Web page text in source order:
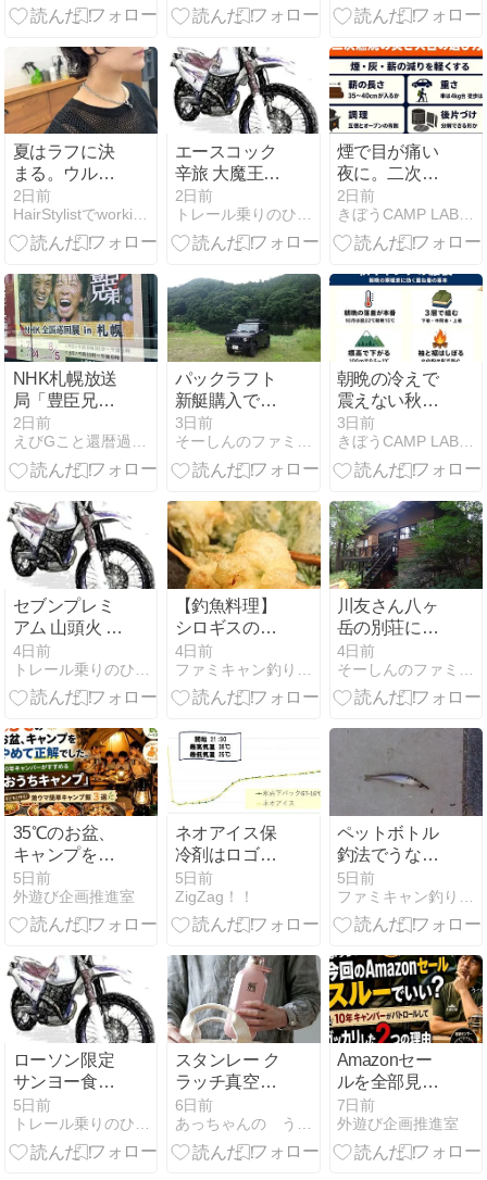
97.63km――OBLA8km
挑戦｜
2026/07/27〜
08/02【練習記
録】
買える高火力
力を検証
ィングボード
夏はラフに決
まる。ウルフ
パーマでつく
るこなれヘア
2日前
HairStylistでworking mama Diary
エースコック
辛旅 大魔王入
り 博多激辛と
んこつラーメ
ン を 実食！
2日前
トレール乗りのひとりごと
煙で目が痛い
夜に。二次燃
焼の焚き火台
の選び方
2日前
きぼうCAMP LAB｜ソロキャンプ×ミニチュアダックス
NHK札幌放送
局「豊臣兄
弟！」全国巡
回展を見てき
た｜食堂ラン
2日前
えびGこと還暦過ぎのお祖父ちゃんがグルメにアウトドア等を紹介
パックラフト
新艇購入でお
試しダウンリ
バー グリフォ
ンラフト スト
3日前
そーしんのファミリーキャンプ！
朝晩の冷えで
震えない秋キ
ャンプの服装
｜重ね着の正
解
3日前
きぼうCAMP LAB｜ソロキャンプ×ミニチュアダックス
セブンプレミ
アム 山頭火 カ
リーメン を 実
食！
4日前
【釣魚料理】
シロギスの梅
しそ巻き天ぷ
ら｜大葉と梅
肉でさっぱり
単レシピ
4日前
川友さん八ヶ
岳の別荘に集
合！ 瑞牆山カ
ンマンボロン
ルート
4日前
35℃のお盆、
キャンプをや
めて正解でし
た。10年キャ
ンパーがすす
キャンプ」
5日前
外遊び企画推進室
ネオアイス保
冷剤はロゴス
より強い？保
冷力を徹底比
較
5日前
ZigZag！！
ペットボトル
釣法でうなぎ
調査
5日前
ローソン限定
サンヨー食品
あさ利監修 旨
辛ネギラーメ
ン を 実食！
5日前
スタンレー ク
ラッチ真空断
熱ボトルが気
になる！薄型
で持ち運びや
6日前
Amazonセー
ルを全部見た
結果…10年キ
ャンパーが
「今回はスル
7日前
外遊び企画推進室